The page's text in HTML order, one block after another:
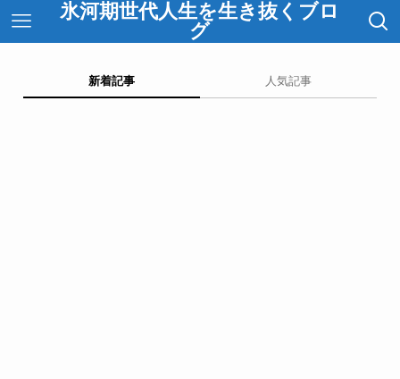
氷河期世代人生を生き抜くブロ
グ
新着記事 人気記事